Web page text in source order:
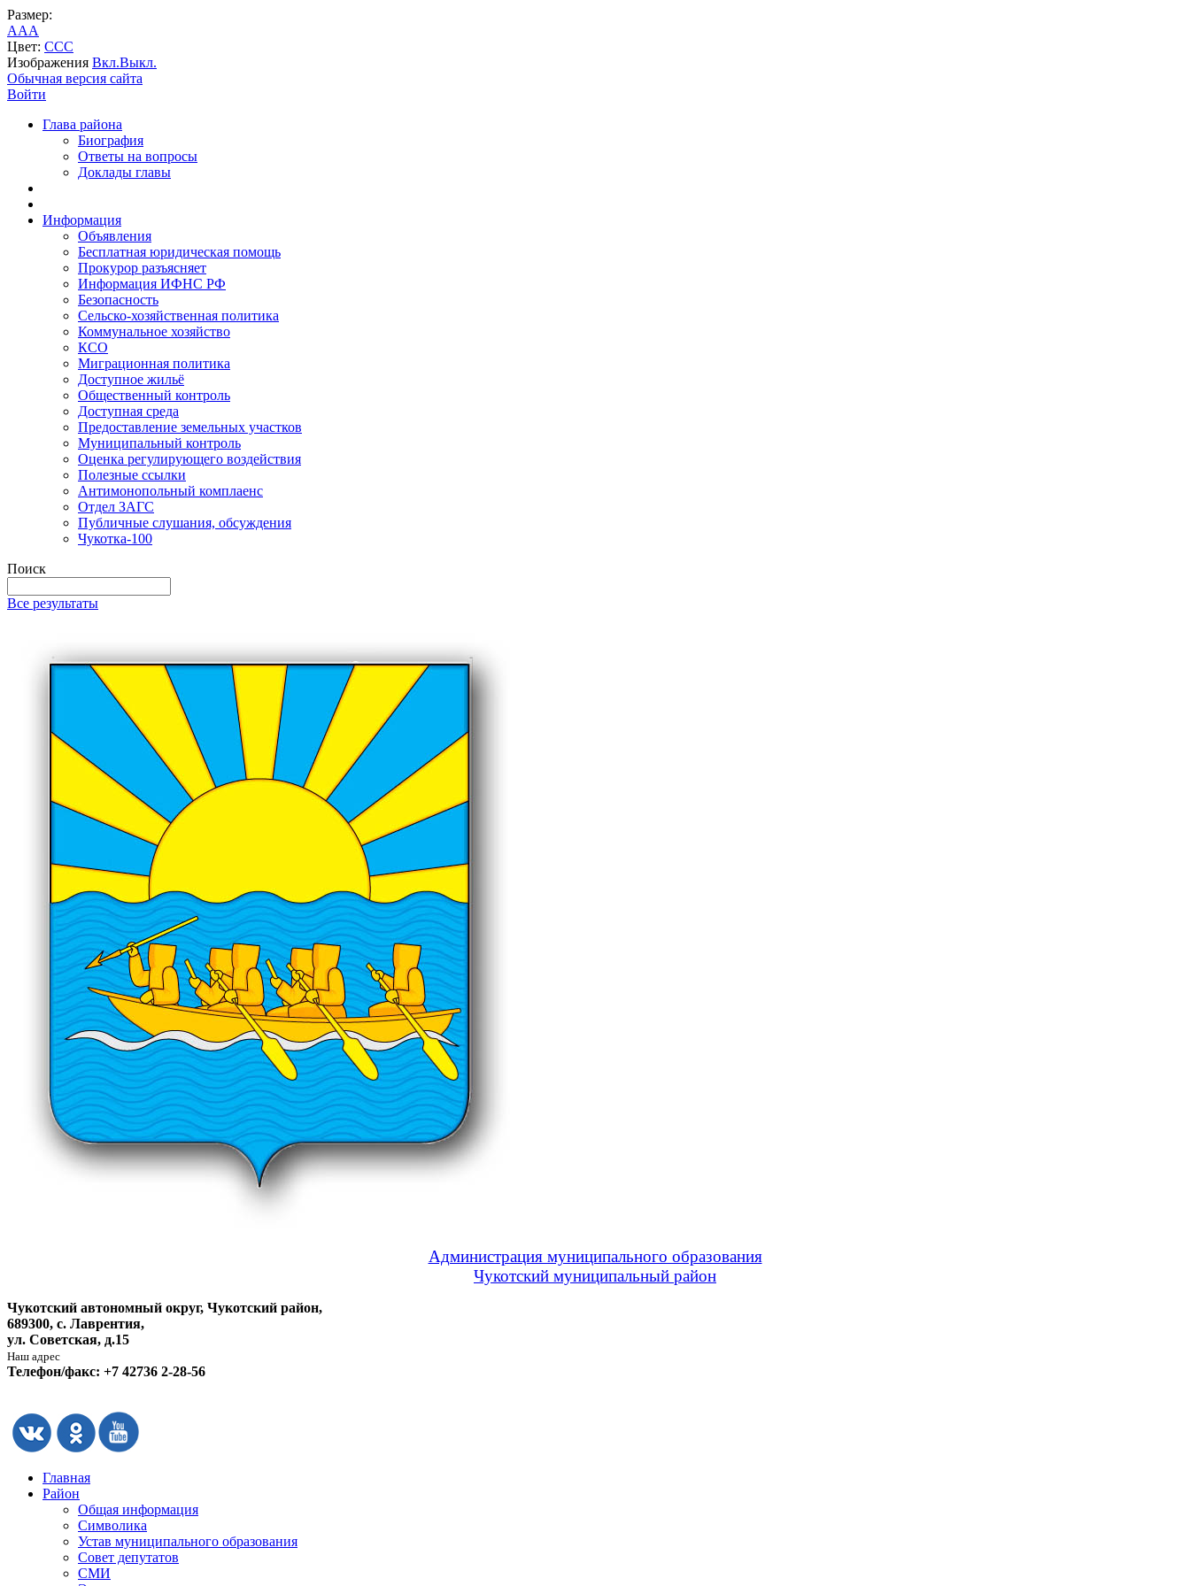
Размер:
AAA
Цвет: CCC
Изображения Вкл.Выкл.
Обычная версия сайта
Войти
Глава района
Биография
Ответы на вопросы
Доклады главы
Информация
Объявления
Бесплатная юридическая помощь
Прокурор разъясняет
Информация ИФНС РФ
Безопасность
Сельско-хозяйственная политика
Коммунальное хозяйство
КСО
Миграционная политика
Доступное жильё
Общественный контроль
Доступная среда
Предоставление земельных участков
Муниципальный контроль
Оценка регулирующего воздействия
Полезные ссылки
Антимонопольный комплаенс
Отдел ЗАГС
Публичные слушания, обсуждения
Чукотка-100
Поиск
Все результаты
Администрация муниципального образования
Чукотский муниципальный район
Чукотский автономный округ, Чукотский район,
689300, с. Лаврентия,
ул. Советская, д.15
Наш адрес
Телефон/факс: +7 42736 2-28-56
Главная
Район
Общая информация
Символика
Устав муниципального образования
Совет депутатов
СМИ